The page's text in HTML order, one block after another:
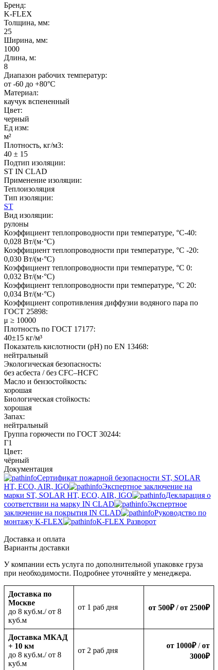
Бренд:
K-FLEX
Толщина, мм:
25
Ширина, мм:
1000
Длина, м:
8
Диапазон рабочих температур:
от -60 до +80°C
Материал:
каучук вспененный
Цвет:
черный
Ед изм:
м²
Плотность, кг/м3:
40 ± 15
Подтип изоляции:
ST IN CLAD
Применение изоляции:
Теплоизоляция
Тип изоляции:
ST
Вид изоляции:
рулоны
Коэффициент теплопроводности при температуре, °C-40:
0,028 Вт/(м·°C)
Коэффициент теплопроводности при температуре, °C -20:
0,030 Вт/(м·°C)
Коэффициент теплопроводности при температуре, °C 0:
0,032 Вт/(м·°C)
Коэффициент теплопроводности при температуре, °C 20:
0,034 Вт/(м·°C)
Коэффициент сопротивления диффузии водяного пара по
ГОСТ 25898:
μ ≥ 10000
Плотность по ГОСТ 17177:
40±15 кг/м³
Показатель кислотности (pH) по EN 13468:
нейтральный
Экологическая безопасность:
без асбеста / без CFC–HCFC
Масло и бензостойкость:
хорошая
Биологическая стойкость:
хорошая
Запах:
нейтральный
Группа горючести по ГОСТ 30244:
Г1
Цвет:
чёрный
Документация
Сертификат пожарной безопасности ST, SOLAR
HT, ECO, AIR, IGO
Экспертное заключение на
марки ST, SOLAR HT, ECO, AIR, IGO
Декларация о
соответствии на марку IN CLAD
Экспертное
заключение на покрытия IN CLAD
Руководство по
монтажу K-FLEX
K-FLEX Разворот
Доставка и оплата
Варианты доставки
У компании есть услуга по дополнительной упаковке груза
при необходимости. Подробнее уточняйте у менеджера.
Доставка по
Москве
до 8 куб.м./ от 8
куб.м
oт 1 раб дня от 500₽/ от 2500₽
Доставка МКАД
+ 10 км
до 8 куб.м./ от 8
куб.м
oт 2 раб дня
от 1000₽/от
3000₽